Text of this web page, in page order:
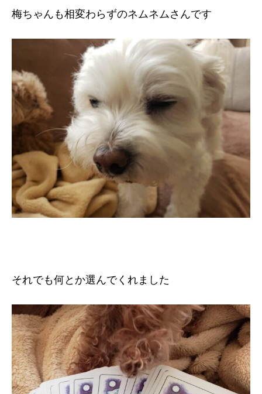
梅ちゃんも相変わらずのネムネムさんです
それでも何とか選んでくれました